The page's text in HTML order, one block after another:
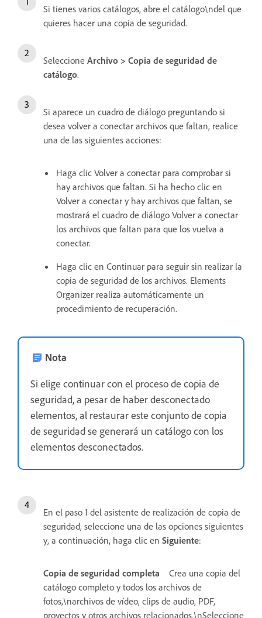
Si tienes varios catálogos, abre el catálogo\ndel que
quieres hacer una copia de seguridad.
Seleccione Archivo > Copia de seguridad de
catálogo.
Si aparece un cuadro de diálogo preguntando si
desea volver a conectar archivos que faltan, realice
una de las siguientes acciones:
Haga clic Volver a conectar para comprobar si
hay archivos que faltan. Si ha hecho clic en
Volver a conectar y hay archivos que faltan, se
mostrará el cuadro de diálogo Volver a conectar
los archivos que faltan para que los vuelva a
conectar.
Haga clic en Continuar para seguir sin realizar la
copia de seguridad de los archivos. Elements
Organizer realiza automáticamente un
procedimiento de recuperación.
Nota
Si elige continuar con el proceso de copia de
seguridad, a pesar de haber desconectado
elementos, al restaurar este conjunto de copia
de seguridad se generará un catálogo con los
elementos desconectados.
En el paso 1 del asistente de realización de copia de
seguridad, seleccione una de las opciones siguientes
y, a continuación, haga clic en Siguiente:
Copia de seguridad completa
Crea una copia del
catálogo completo y todos los archivos de
fotos,\narchivos de vídeo, clips de audio, PDF,
proyectos y otros archivos relacionados.\nSeleccione